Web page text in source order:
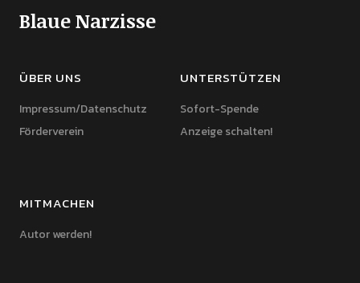
Blaue Narzisse
ÜBER UNS
Impressum/Datenschutz
Förderverein
UNTERSTÜTZEN
Sofort-Spende
Anzeige schalten!
MITMACHEN
Autor werden!